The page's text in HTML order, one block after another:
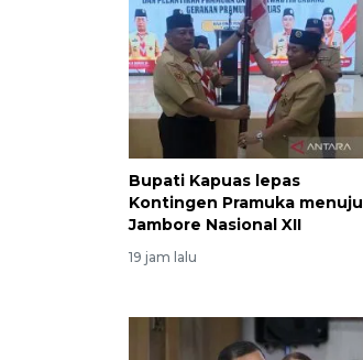
Bupati Kapuas lepas
Kontingen Pramuka menuju
Jambore Nasional XII
19 jam lalu